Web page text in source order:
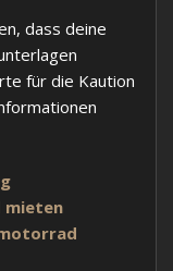
dass deine
für die Kaution
mieten